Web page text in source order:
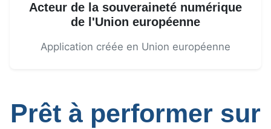
Acteur de la souveraineté numérique
de l'Union européenne
Application créée en Union européenne
Prêt à performer sur